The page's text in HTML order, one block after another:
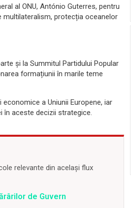
al ONU, António Guterres, pentru
multilateralism, protecția oceanelor
și la Summitul Partidului Popular
formațiunii în marile teme
a Uniunii Europene, iar
în aceste decizii strategice.
relevante din același flux
de Guvern